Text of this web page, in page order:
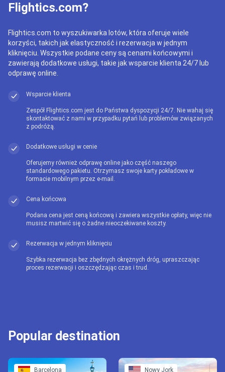
Flightics.com?
Flightics.com to wyszukiwarka lotów, która oferuje wiele
korzyści, takich jak elastyczność i rezerwacja w jednym
kliknięciu. Wszystkie podane ceny są cenami końcowymi i
zawierają dodatkowe usługi, takie jak wsparcie klienta 24/7 lub
odprawę online.
Wsparcie klienta
Zespół Flightics.com jest do Państwa dyspozycji 24/7. Nie wahaj się
skontaktować z nami w przypadku pytań lub problemów związanych
z podróżą.
Dodatkowe usługi w cenie
Oferujemy również odprawę online jako część naszego
standardowego pakietu. Otrzymasz swoje karty pokładowe w
formacie mobilnym przez e-mail.
Cena końcowa
Podana cena jest ceną końcową i zawiera wszystkie opłaty, więc nie
musisz martwić się o żadne nieoczekiwane koszty.
Rezerwacja w jednym kliknięciu
Szybka rezerwacja bez zbędnych okrężnych dróg, upraszczając
proces rezerwacji i oszczędzając czas i trud.
Popular destination
Barcelona Nowy Jork